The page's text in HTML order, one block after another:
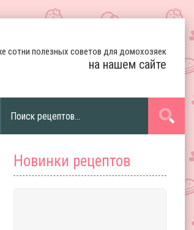
сотни полезных советов для домохозяек
на нашем сайте
Новинки рецептов